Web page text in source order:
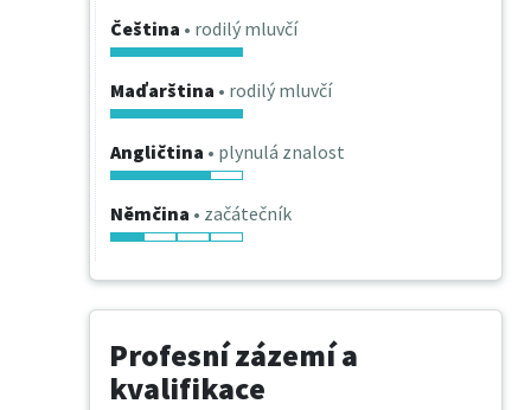
Čeština • rodilý mluvčí
Maďarština • rodilý mluvčí
Angličtina • plynulá znalost
Němčina • začátečník
Profesní zázemí a
kvalifikace